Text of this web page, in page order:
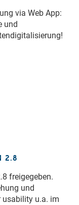
via Web App:
und
2.8
freigegeben.
und
usability u.a. im